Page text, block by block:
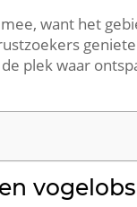
want het
plek waar